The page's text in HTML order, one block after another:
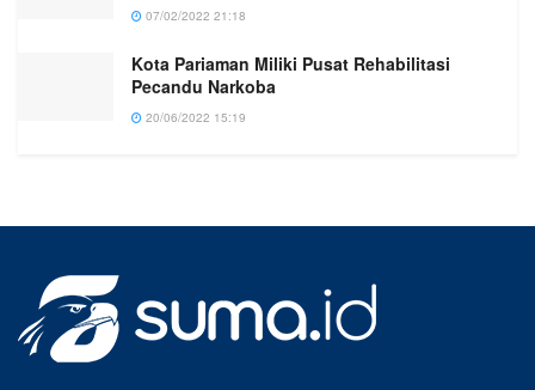
07/02/2022 21:18
Kota Pariaman Miliki Pusat Rehabilitasi
Pecandu Narkoba
20/06/2022 15:19